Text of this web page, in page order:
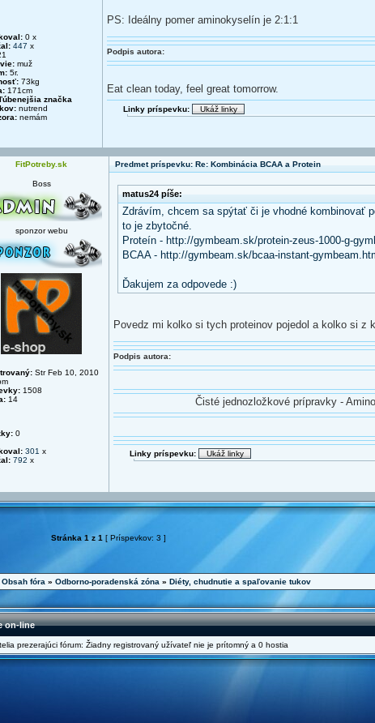
0 x
447 x
muž
5r.
73kg
171cm
značka
nutrend
nemám
PS: Ideálny pomer aminokyselín je 2:1:1
Podpis autora:
Eat clean today, feel great tomorrow.
Linky príspevku:
FitPotreby.sk Predmet príspevku: Re: Kombinácia BCAA a Protein
Boss
sponzor webu
Str Feb 10, 2010
1508
14
0
301 x
792 x
matus24 píše:
Zdrávím, chcem sa spýtať či je vhodné kombinovať
to je zbytočné.
Proteín - http://gymbeam.sk/protein-zeus-1000-g-
BCAA - http://gymbeam.sk/bcaa-instant-
Ďakujem za odpovede :)
Povedz mi kolko si tych proteinov pojedol a kolko si z
Podpis autora:
Čisté jednozložkové prípravky -
Linky príspevku:
Stránka 1 z 1 [ Príspevkov: 3 ]
Obsah fóra » Odborno-poradenská zóna » Diéty, chudnutie a spaľovanie tukov
on-line
prezerajúci fórum: Žiadny registrovaný užívateľ nie je prítomný a 0 hostia